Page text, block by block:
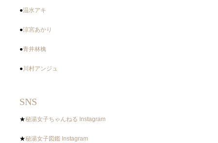
●温水アキ
●涼宮あかり
●青井林檎
●川村アンジュ
SNS
★秘湯女子ちゃんねる Instagram
★秘湯女子図鑑 Instagram